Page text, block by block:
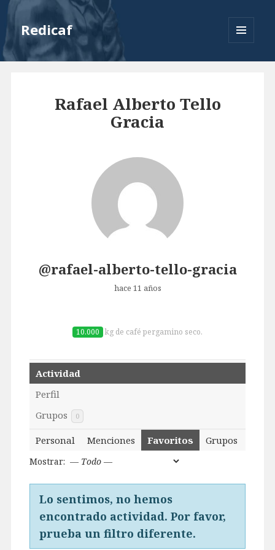
Redicaf
Rafael Alberto Tello
Gracia
@rafael-alberto-tello-gracia
hace 11 años
10.000 kg de café pergamino seco.
Actividad
Perfil
Grupos
0
Personal Menciones Favoritos Grupos
Mostrar:
Lo sentimos, no hemos
encontrado actividad. Por favor,
prueba un filtro diferente.